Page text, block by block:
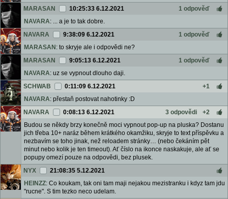
MARASAN
10:25:33 6.12.2021
1 odpověď
NAVARA: ... a je to tak dobre.
NAVARA
9:38:09 6.12.2021
1 odpověď
MARASAN : to skryje ale i odpovědi ne?
MARASAN
9:05:13 6.12.2021
1 odpověď
NAVARA: uz se vypnout dlouho daji.
SCHWAB
0:11:09 6.12.2021
+1
NAVARA: přestaň postovat nahotinky :D
NAVARA
0:08:13 6.12.2021 3 odpovědi
+2
Budou se někdy brzy konečně moci vypnout pop-up na pluska? Dostanu
jich třeba 10+ naráz během krátkého okamžiku, skryje to text příspěvku a
nezbavím se toho jinak, než reloadem stránky… (nebo čekáním pět
minut nebo kolik je ten timeout). Ať číslo na ikonce naskakuje, ale ať se
popupy omezí pouze na odpovědi, bez plusek.
NYX
21:08:35 5.12.2021
HEINZZ: Co koukam, tak oni tam maji nejakou mezistranku i kdyz tam jdu
"rucne". S tim tezko neco udelam.